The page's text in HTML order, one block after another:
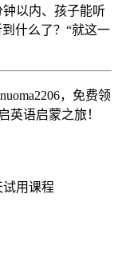
以内、孩子能听
什么了？“就这一
，免费领
英语启蒙之旅！
用课程